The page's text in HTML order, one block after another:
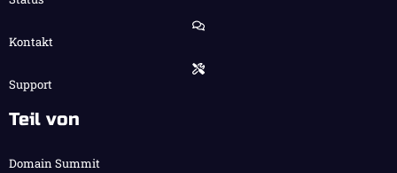
Kontakt
Support
Teil von
Domain Summit